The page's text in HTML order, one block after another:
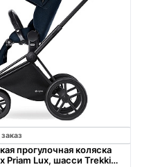
прогулочная коляска
Priam Lux, шасси Trekking